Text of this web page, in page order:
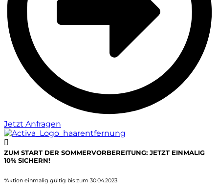
Jetzt Anfragen
ZUM START DER SOMMERVORBEREITUNG: JETZT EINMALIG
10% SICHERN!
*Aktion einmalig gültig bis zum 30.04.2023